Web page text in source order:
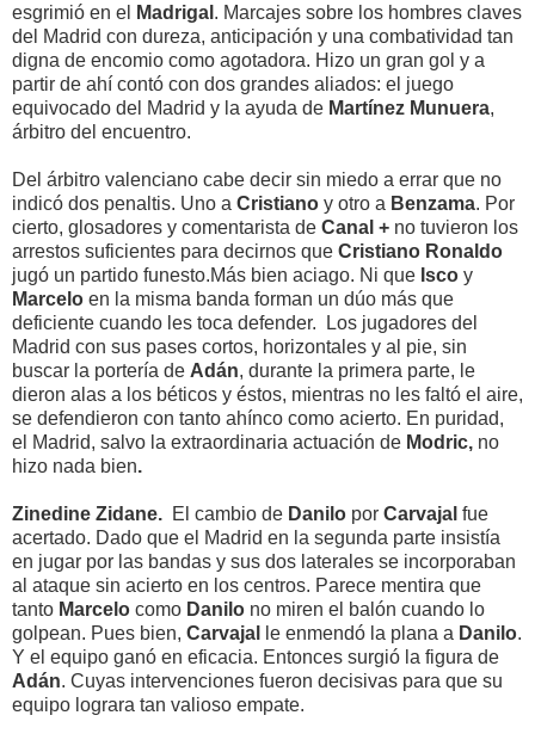
esgrimió en el
Madrigal . Marcajes sobre los hombres claves
del Madrid con dureza, anticipación y una combatividad tan
digna de encomio como agotadora. Hizo un gran gol y a
partir de ahí contó con dos grandes aliados: el juego
equivocado del Madrid y la ayuda de Martínez Munuera,
árbitro del encuentro.
Del árbitro valenciano cabe decir sin miedo a errar que no
indicó dos penaltis. Uno a Cristiano y otro a Benzama. Por
cierto, glosadores y comentarista de Canal + no tuvieron los
arrestos suficientes para decirnos que Cristiano Ronaldo
jugó un partido funesto.Más bien aciago. Ni que Isco y
Marcelo en la misma banda forman un dúo más que
deficiente cuando les toca defender. Los jugadores del
Madrid con sus pases cortos, horizontales y al pie, sin
buscar la portería de Adán, durante la primera parte, le
dieron alas a los béticos y éstos, mientras no les faltó el aire,
se defendieron con tanto ahínco como acierto. En puridad,
el Madrid, salvo la extraordinaria actuación de Modric, no
hizo nada bien.
Zinedine Zidane. El cambio de Danilo por Carvajal fue
acertado. Dado que el Madrid en la segunda parte insistía
en jugar por las bandas y sus dos laterales se incorporaban
al ataque sin acierto en los centros. Parece mentira que
tanto Marcelo como Danilo no miren el balón cuando lo
golpean. Pues bien, Carvajal le enmendó la plana a Danilo.
Y el equipo ganó en eficacia. Entonces surgió la figura de
Adán. Cuyas intervenciones fueron decisivas para que su
equipo lograra tan valioso empate.